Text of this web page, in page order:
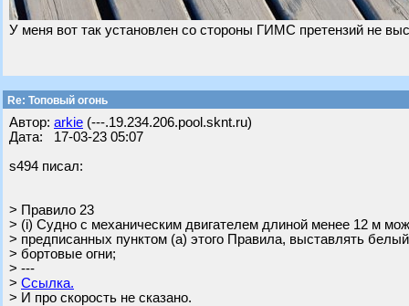
У меня вот так установлен со стороны ГИМС претензий не
Re: Топовый огонь
Автор: arkie (---.19.234.206.pool.sknt.ru)
Дата: 17-03-23 05:07
s494 писал:
> Правило 23
> (i) Судно с механическим двигателем длиной менее 12 м
> предписанных пунктом (а) этого Правила, выставлять белый
> бортовые огни;
> ---
> Ссылка.
> И про скорость не сказано.